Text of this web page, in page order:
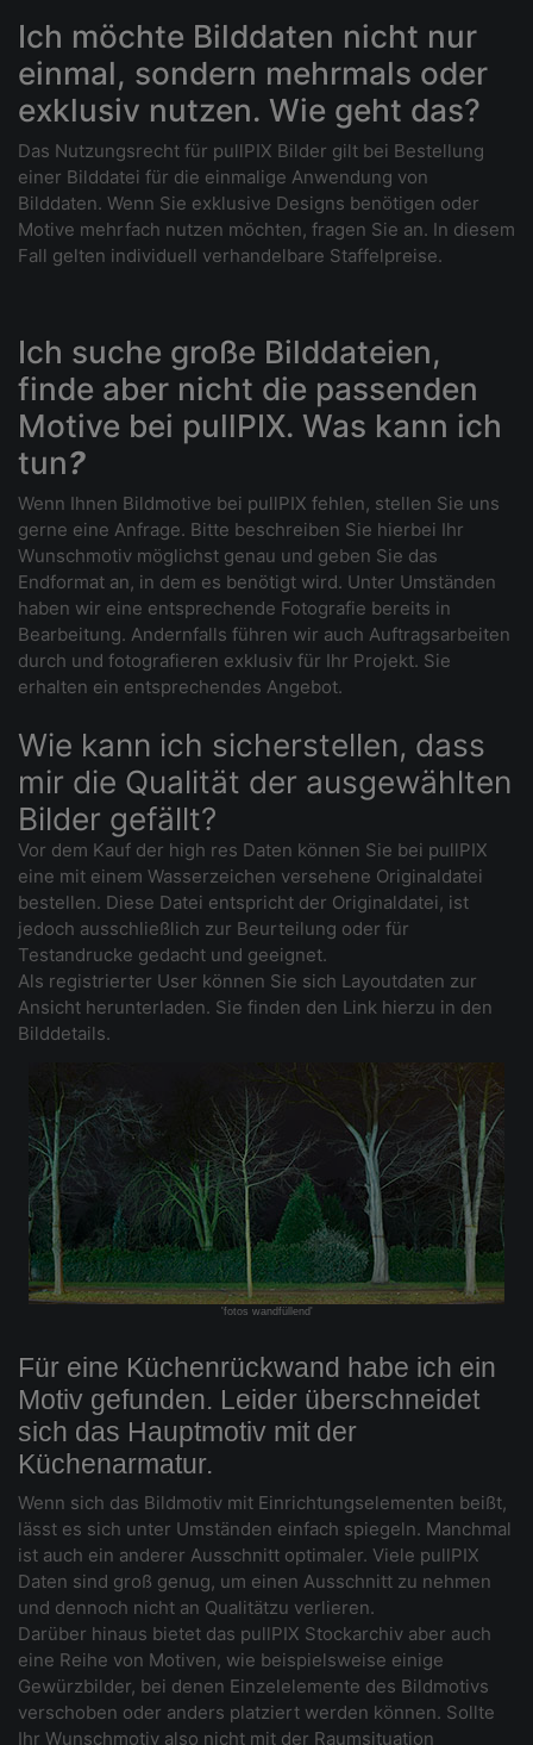
Ich möchte Bilddaten nicht nur
einmal, sondern mehrmals oder
exklusiv nutzen. Wie geht das?
Das Nutzungsrecht für pullPIX Bilder gilt bei Bestellung
einer Bilddatei für die einmalige Anwendung von
Bilddaten. Wenn Sie exklusive Designs benötigen oder
Motive mehrfach nutzen möchten, fragen Sie an. In diesem
Fall gelten individuell verhandelbare Staffelpreise.
Ich suche große Bilddateien,
finde aber nicht die passenden
Motive bei pullPIX. Was kann ich
tun?
Wenn Ihnen Bildmotive bei pullPIX fehlen, stellen Sie uns
gerne eine Anfrage. Bitte beschreiben Sie hierbei Ihr
Wunschmotiv möglichst genau und geben Sie das
Endformat an, in dem es benötigt wird. Unter Umständen
haben wir eine entsprechende Fotografie bereits in
Bearbeitung. Andernfalls führen wir auch Auftragsarbeiten
durch und fotografieren exklusiv für Ihr Projekt. Sie
erhalten ein entsprechendes Angebot.
Wie kann ich sicherstellen, dass
mir die Qualität der ausgewählten
Bilder gefällt?
Vor dem Kauf der high res Daten können Sie bei pullPIX
eine mit einem Wasserzeichen versehene Originaldatei
bestellen. Diese Datei entspricht der Originaldatei, ist
jedoch ausschließlich zur Beurteilung oder für
Testandrucke gedacht und geeignet.
Als registrierter User können Sie sich Layoutdaten zur
Ansicht herunterladen. Sie finden den Link hierzu in den
Bilddetails.
'fotos wandfüllend'
Für eine Küchenrückwand habe ich ein
Motiv gefunden. Leider überschneidet
sich das Hauptmotiv mit der
Küchenarmatur.
Wenn sich das Bildmotiv mit Einrichtungselementen beißt,
lässt es sich unter Umständen einfach spiegeln. Manchmal
ist auch ein anderer Ausschnitt optimaler. Viele pullPIX
Daten sind groß genug, um einen Ausschnitt zu nehmen
und dennoch nicht an Qualitätzu verlieren.
Darüber hinaus bietet das pullPIX Stockarchiv aber auch
eine Reihe von Motiven, wie beispielsweise einige
Gewürzbilder, bei denen Einzelelemente des Bildmotivs
verschoben oder anders platziert werden können. Sollte
Ihr Wunschmotiv also nicht mit der Raumsituation